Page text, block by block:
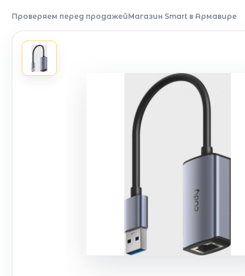
Проверяем перед продажейМагазин Smart в Армавире